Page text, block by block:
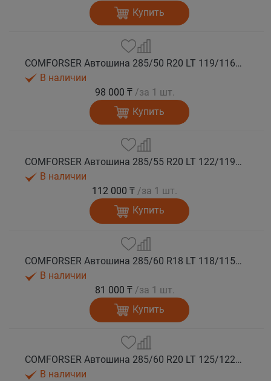
Купить
COMFORSER Автошина 285/50 R20 LT 119/116S CF1100 10PR RWL лето
В наличии
98 000 ₸ /за 1 шт.
Купить
COMFORSER Автошина 285/55 R20 LT 122/119S CF1100 10PR RWL лето
В наличии
112 000 ₸ /за 1 шт.
Купить
COMFORSER Автошина 285/60 R18 LT 118/115S CF1100 8PR RWL лето
В наличии
81 000 ₸ /за 1 шт.
Купить
COMFORSER Автошина 285/60 R20 LT 125/122S CF1100 10PR RWL лето
В наличии